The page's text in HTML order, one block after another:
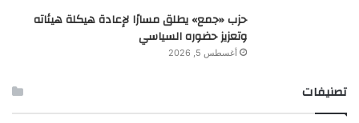
حزب «جمع» يطلق مسارًا لإعادة هيكلة هيئاته
وتعزيز حضوره السياسي
أغسطس 5, 2026
تصنيفات